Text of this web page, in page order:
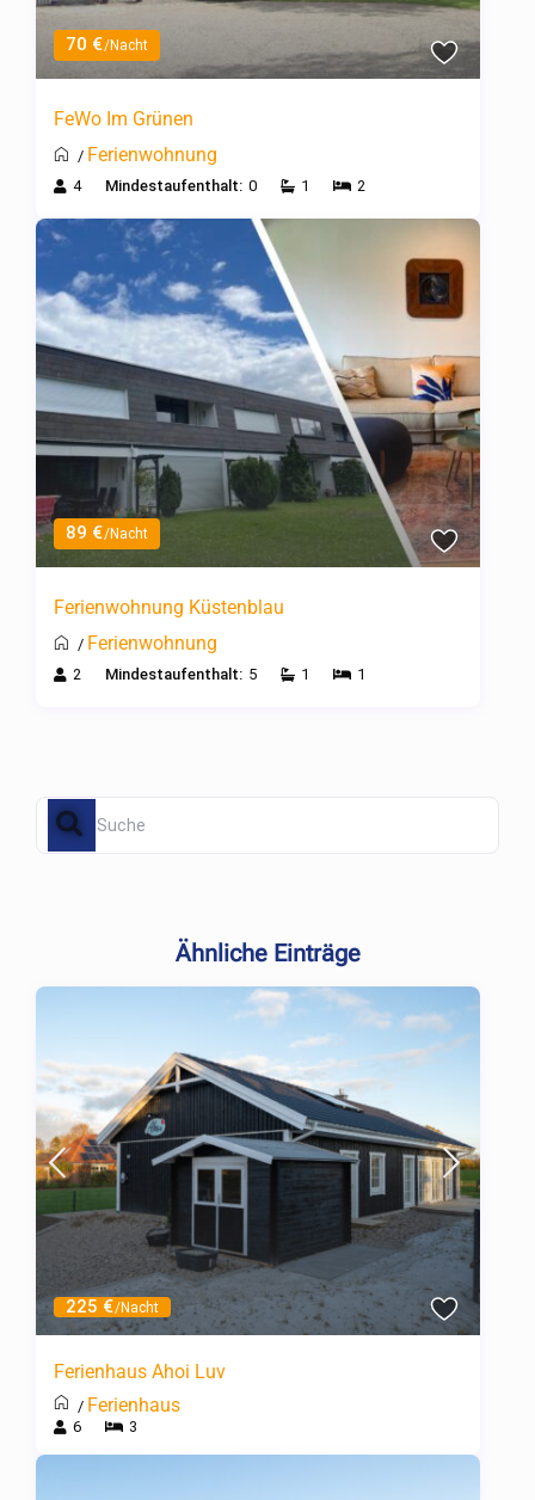
70 €/Nacht
FeWo Im Grünen
/ Ferienwohnung
4 Mindestaufenthalt: 0 1 2
89 €/Nacht
Ferienwohnung Küstenblau
/ Ferienwohnung
2 Mindestaufenthalt: 5 1 1
Ähnliche Einträge
225 €/Nacht
Ferienhaus Ahoi Luv
/ Ferienhaus
6 3